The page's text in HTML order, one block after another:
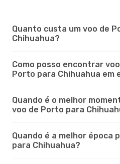
Quanto custa um voo de
Chihuahua?
Como posso encontrar
Porto para Chihuahua em
Quando é o melhor
voo de Porto para
Quando é a melhor época
para Chihuahua?